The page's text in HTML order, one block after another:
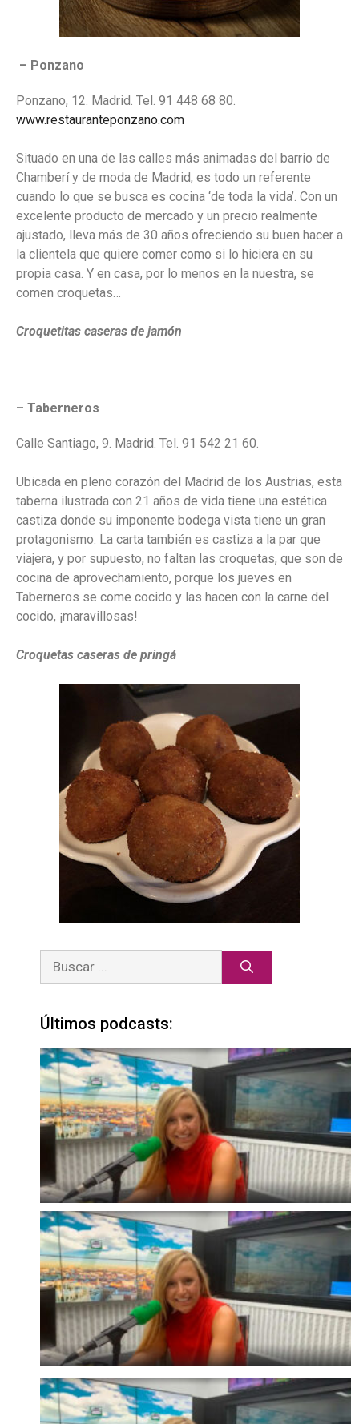
– Ponzano
Ponzano, 12. Madrid. Tel. 91 448 68 80.
www.restauranteponzano.com
Situado en una de las calles más animadas del barrio de
Chamberí y de moda de Madrid, es todo un referente
cuando lo que se busca es cocina ‘de toda la vida’. Con un
excelente producto de mercado y un precio realmente
ajustado, lleva más de 30 años ofreciendo su buen hacer a
la clientela que quiere comer como si lo hiciera en su
propia casa. Y en casa, por lo menos en la nuestra, se
comen croquetas…
Croquetitas caseras de jamón
– Taberneros
Calle Santiago, 9. Madrid. Tel. 91 542 21 60.
Ubicada en pleno corazón del Madrid de los Austrias, esta
taberna ilustrada con 21 años de vida tiene una estética
castiza donde su imponente bodega vista tiene un gran
protagonismo. La carta también es castiza a la par que
viajera, y por supuesto, no faltan las croquetas, que son de
cocina de aprovechamiento, porque los jueves en
Taberneros se come cocido y las hacen con la carne del
cocido, ¡maravillosas!
Croquetas caseras de pringá
Últimos podcasts: